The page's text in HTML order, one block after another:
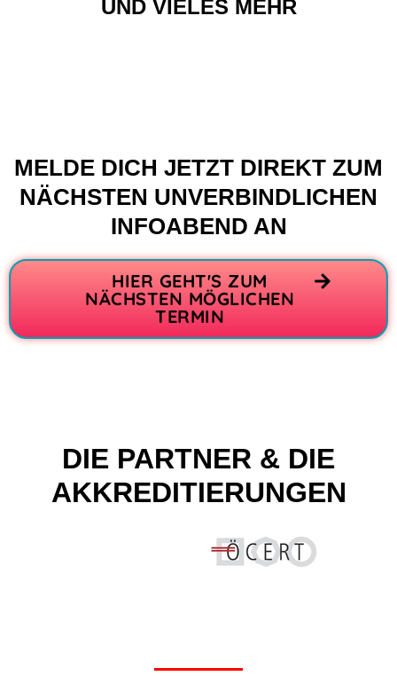
UND VIELES MEHR
MELDE DICH JETZT DIREKT ZUM
NÄCHSTEN UNVERBINDLICHEN
INFOABEND AN
HIER GEHT'S ZUM
NÄCHSTEN MÖGLICHEN
TERMIN
DIE PARTNER & DIE
AKKREDITIERUNGEN